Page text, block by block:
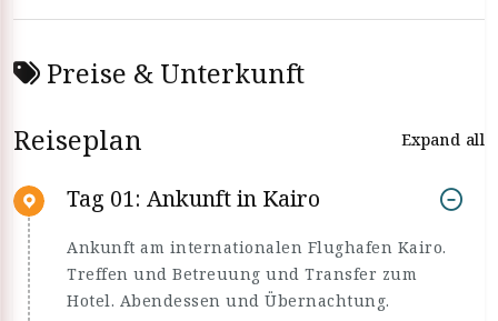
Preise & Unterkunft
Reiseplan
Expand all
Tag 01: Ankunft in Kairo
Ankunft am internationalen Flughafen Kairo.
Treffen und Betreuung und Transfer zum
Hotel. Abendessen und Übernachtung.